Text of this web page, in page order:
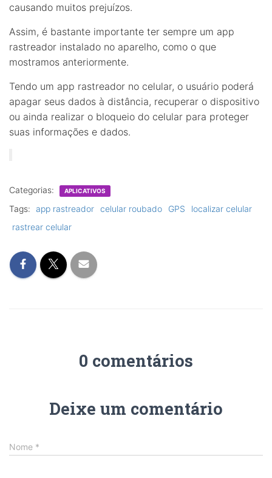
causando muitos prejuízos.
Assim, é bastante importante ter sempre um app
rastreador instalado no aparelho, como o que
mostramos anteriormente.
Tendo um app rastreador no celular, o usuário poderá
apagar seus dados à distância, recuperar o dispositivo
ou ainda realizar o bloqueio do celular para proteger
suas informações e dados.
Categorias: APLICATIVOS
Tags: app rastreador celular roubado GPS
localizar celular
rastrear celular
0 comentários
Deixe um comentário
Nome *